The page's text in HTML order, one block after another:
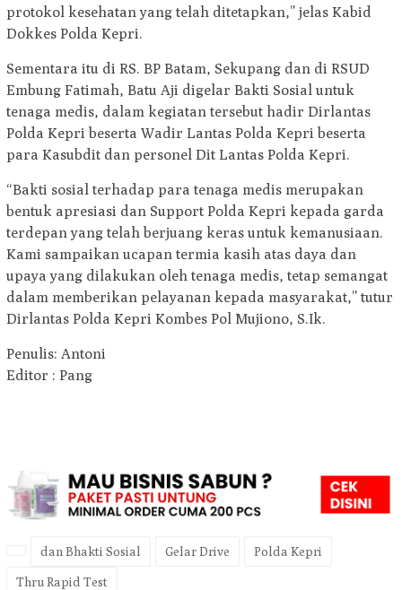
protokol kesehatan yang telah ditetapkan,” jelas Kabid
Dokkes Polda Kepri.
Sementara itu di RS. BP Batam, Sekupang dan di RSUD
Embung Fatimah, Batu Aji digelar Bakti Sosial untuk
tenaga medis, dalam kegiatan tersebut hadir Dirlantas
Polda Kepri beserta Wadir Lantas Polda Kepri beserta
para Kasubdit dan personel Dit Lantas Polda Kepri.
“Bakti sosial terhadap para tenaga medis merupakan
bentuk apresiasi dan Support Polda Kepri kepada garda
terdepan yang telah berjuang keras untuk kemanusiaan.
Kami sampaikan ucapan termia kasih atas daya dan
upaya yang dilakukan oleh tenaga medis, tetap semangat
dalam memberikan pelayanan kepada masyarakat,” tutur
Dirlantas Polda Kepri Kombes Pol Mujiono, S.Ik.
Penulis: Antoni
Editor : Pang
dan Bhakti Sosial Gelar Drive Polda Kepri
Thru Rapid Test